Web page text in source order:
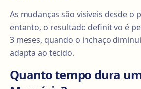
As mudanças são visíveis desde o
entanto, o resultado definitivo é
3 meses, quando o inchaço
adapta ao tecido.
Quanto tempo dura